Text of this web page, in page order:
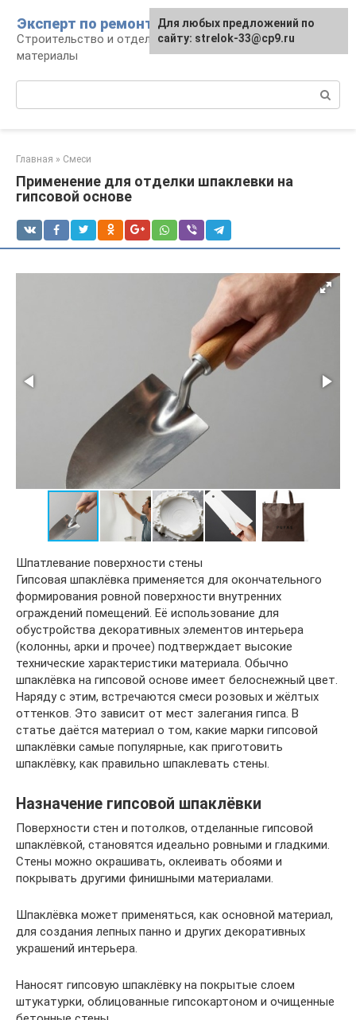
контенту
Эксперт по ремонту
Строительство и отделка: работы и
материалы
Главная » Смеси
Применение для отделки шпаклевки на
гипсовой основе
Шпатлевание поверхности стены
Гипсовая шпаклёвка применяется для окончательного
формирования ровной поверхности внутренних
ограждений помещений. Её использование для
обустройства декоративных элементов интерьера
(колонны, арки и прочее) подтверждает высокие
технические характеристики материала. Обычно
шпаклёвка на гипсовой основе имеет белоснежный цвет.
Наряду с этим, встречаются смеси розовых и жёлтых
оттенков. Это зависит от мест залегания гипса. В
статье даётся материал о том, какие марки гипсовой
шпаклёвки самые популярные, как приготовить
шпаклёвку, как правильно шпаклевать стены.
Назначение гипсовой шпаклёвки
Поверхности стен и потолков, отделанные гипсовой
шпаклёвкой, становятся идеально ровными и гладкими.
Стены можно окрашивать, оклеивать обоями и
покрывать другими финишными материалами.
Шпаклёвка может применяться, как основной материал,
для создания лепных панно и других декоративных
украшений интерьера.
Наносят гипсовую шпаклёвку на покрытые слоем
штукатурки, облицованные гипсокартоном и очищенные
Для любых предложений по
сайту: strelok-33@cp9.ru
Для любых предложений по
сайту: strelok-33@cp9.ru